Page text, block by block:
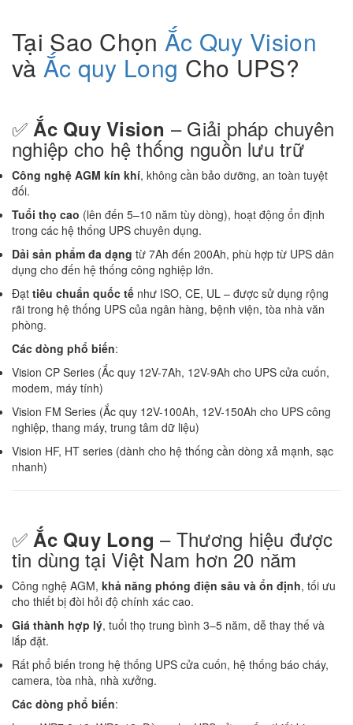
Tại Sao Chọn Ắc Quy Vision
và Ắc quy Long Cho UPS?
✅Ắc Quy Vision – Giải pháp chuyên
nghiệp cho hệ thống nguồn lưu trữ
Công nghệ AGM kín khí, không cần bảo dưỡng, an toàn tuyệt
đối.
Tuổi thọ cao (lên đến 5–10 năm tùy dòng), hoạt động ổn định
trong các hệ thống UPS chuyên dụng.
Dải sản phẩm đa dạng từ 7Ah đến 200Ah, phù hợp từ UPS dân
dụng cho đến hệ thống công nghiệp lớn.
Đạt tiêu chuẩn quốc tế như ISO, CE, UL – được sử dụng rộng
rãi trong hệ thống UPS của ngân hàng, bệnh viện, tòa nhà văn
phòng.
Các dòng phổ biến:
Vision CP Series (Ắc quy 12V-7Ah, 12V-9Ah cho UPS cửa cuốn,
modem, máy tính)
Vision FM Series (Ắc quy 12V-100Ah, 12V-150Ah cho UPS công
nghiệp, thang máy, trung tâm dữ liệu)
Vision HF, HT series (dành cho hệ thống cần dòng xả mạnh, sạc
nhanh)
✅Ắc Quy Long – Thương hiệu được
tin dùng tại Việt Nam hơn 20 năm
Công nghệ AGM, khả năng phóng điện sâu và ổn định, tối ưu
cho thiết bị đòi hỏi độ chính xác cao.
Giá thành hợp lý, tuổi thọ trung bình 3–5 năm, dễ thay thế và
lắp đặt.
Rất phổ biến trong hệ thống UPS cửa cuốn, hệ thống báo cháy,
camera, tòa nhà, nhà xưởng.
Các dòng phổ biến: